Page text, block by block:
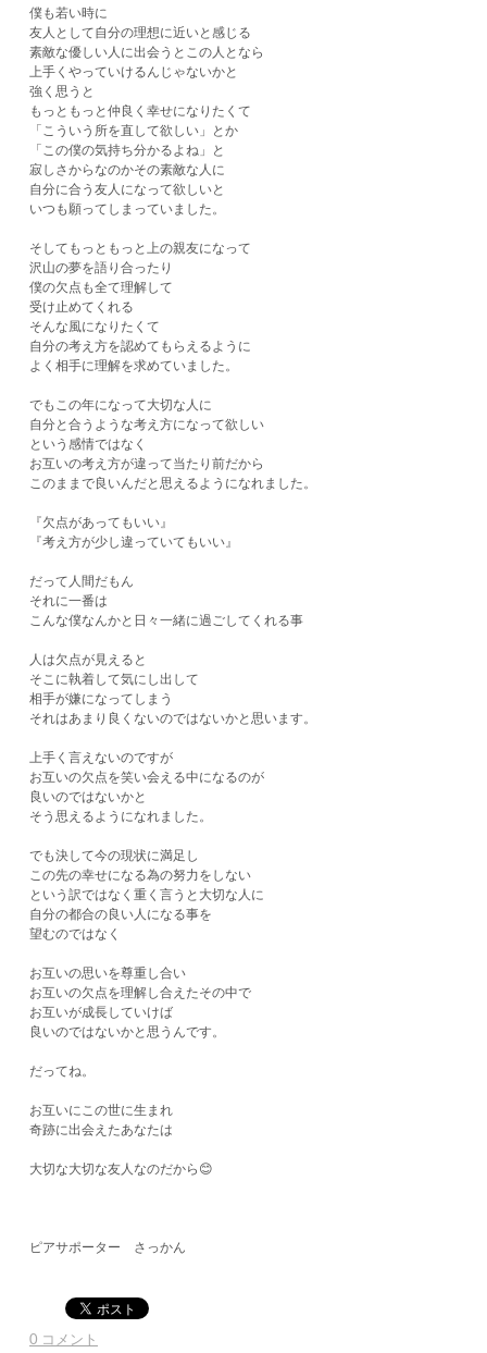
僕も若い時に
友人として自分の理想に近いと感じる
素敵な優しい人に出会うとこの人となら
上手くやっていけるんじゃないかと
強く思うと
もっともっと仲良く幸せになりたくて
「こういう所を直して欲しい」とか
「この僕の気持ち分かるよね」と
寂しさからなのかその素敵な人に
自分に合う友人になって欲しいと
いつも願ってしまっていました。
そしてもっともっと上の親友になって
沢山の夢を語り合ったり
僕の欠点も全て理解して
受け止めてくれる
そんな風になりたくて
自分の考え方を認めてもらえるように
よく相手に理解を求めていました。
でもこの年になって大切な人に
自分と合うような考え方になって欲しい
という感情ではなく
お互いの考え方が違って当たり前だから
このままで良いんだと思えるようになれました。
『欠点があってもいい』
『考え方が少し違っていてもいい』
だって人間だもん
それに一番は
こんな僕なんかと日々一緒に過ごしてくれる事
人は欠点が見えると
そこに執着して気にし出して
相手が嫌になってしまう
それはあまり良くないのではないかと思います。
上手く言えないのですが
お互いの欠点を笑い会える中になるのが
良いのではないかと
そう思えるようになれました。
でも決して今の現状に満足し
この先の幸せになる為の努力をしない
という訳ではなく重く言うと大切な人に
自分の都合の良い人になる事を
望むのではなく
お互いの思いを尊重し合い
お互いの欠点を理解し合えたその中で
お互いが成長していけば
良いのではないかと思うんです。
だってね。
お互いにこの世に生まれ
奇跡に出会えたあなたは
大切な大切な友人なのだから😊
ピアサポーター さっかん
0 コメント